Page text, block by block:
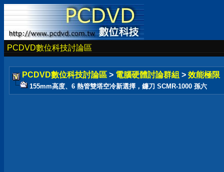
PCDVD數位科技討論區
PCDVD數位科技討論區 > 電腦硬體討論群組 > 效能極限
155mm高度、6 熱管雙塔空冷新選擇，鐮刀 SCMR-1000 孫六